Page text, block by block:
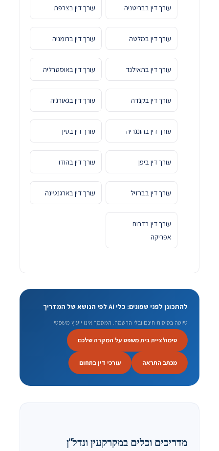
עורך דין בבריטניה עורך דין בצרפת
עורך דין במלטה עורך דין ברומניה
עורך דין בתאילנד עורך דין באוסטרליה
עורך דין בקנדה עורך דין בגאורגיה
עורך דין בהונגריה עורך דין בסין
עורך דין ביפן עורך דין בהודו
עורך דין בברזיל עורך דין בארגנטינה
עורך דין בדרום
אפריקה
להתכונן לפני שפונים: כלי AI לפי הנושא של המדריך
טיוטה בסיסית חינם ובלי הרשמה. המסמך אינו ייעוץ משפטי.
סימולציית בית משפט על המקרה שלכם
מכתב התראה עורכי דין בתחום
מדריכים וכלים במקרקעין ונדל"ן